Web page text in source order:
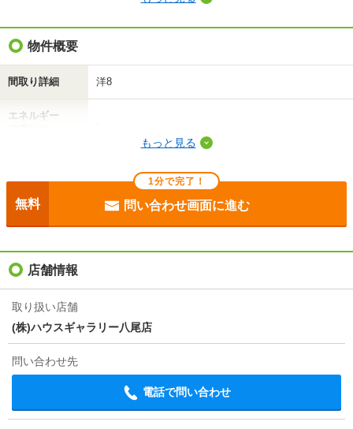
礼金（敷引・償
却金）
間取り / 専有面
階建 1階/3階建
住所
交通
近鉄南大阪線/古市駅 歩13分
物件概要
間取り詳細 洋8
エネルギー
目安光熱費
入居
契約期間 普通借家 2年
損保
合計1.1万円（内訳：環境維持費0.055万円 鍵交換代1.
もっと見る
1分で完了！
無料 問い合わせ画面に進む
店舗情報
取り扱い店舗
(株)ハウスギャラリー八尾店
問い合わせ先
電話で問い合わせ